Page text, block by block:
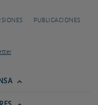
PUBLICACIONES